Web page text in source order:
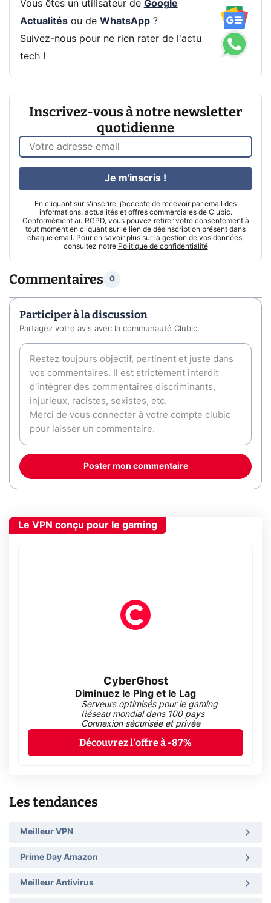
Vous êtes un utilisateur de Google
Actualitésou de WhatsApp?
Suivez-nous pour ne rien rater de l'actu
tech !
Inscrivez-vous à notre newsletter
quotidienne
En cliquant sur s'inscrire, j’accepte de recevoir par email des
informations, actualités et offres commerciales de Clubic.
Conformément au RGPD, vous pouvez retirer votre consentement à
tout moment en cliquant sur le lien de désinscription présent dans
chaque email. Pour en savoir plus sur la gestion de vos données,
consultez notre Politique de confidentialité
Je m'inscris !
Commentaires 0
Participer à la discussion
Partagez votre avis avec la communauté Clubic.
Poster mon commentaire
Le VPN conçu pour le gaming
CyberGhost
Diminuez le Ping et le Lag
Serveurs optimisés pour le gaming
Réseau mondial dans 100 pays
Connexion sécurisée et privée
Découvrez l'offre à -87%
Les tendances
Meilleur VPN
Prime Day Amazon
Meilleur Antivirus